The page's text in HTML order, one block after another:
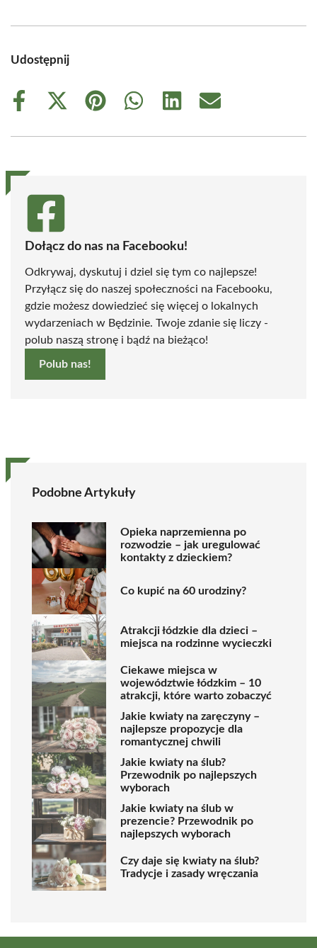
Udostępnij
Share
Share
(Twitter)
Share
Share
Share
Share
Dołącz do nas na Facebooku!
Odkrywaj, dyskutuj i dziel się tym co najlepsze!
Przyłącz się do naszej społeczności na Facebooku,
gdzie możesz dowiedzieć się więcej o lokalnych
wydarzeniach w Będzinie. Twoje zdanie się liczy -
polub naszą stronę i bądź na bieżąco!
Polub nas!
Podobne Artykuły
Opieka naprzemienna po
rozwodzie – jak uregulować
kontakty z dzieckiem?
Co kupić na 60 urodziny?
Atrakcji łódzkie dla dzieci –
miejsca na rodzinne wycieczki
Ciekawe miejsca w
województwie łódzkim – 10
atrakcji, które warto zobaczyć
Jakie kwiaty na zaręczyny –
najlepsze propozycje dla
romantycznej chwili
Jakie kwiaty na ślub?
Przewodnik po najlepszych
wyborach
Jakie kwiaty na ślub w
prezencie? Przewodnik po
najlepszych wyborach
Czy daje się kwiaty na ślub?
Tradycje i zasady wręczania